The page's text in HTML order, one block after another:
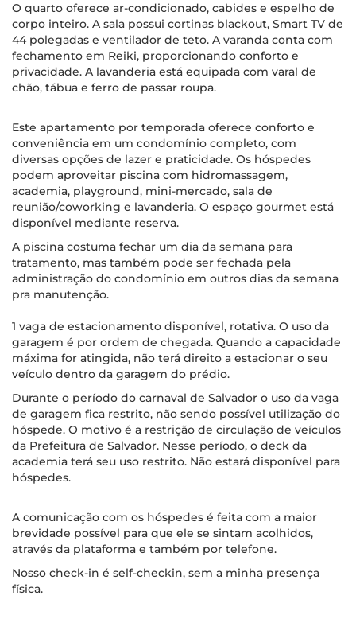
O quarto oferece ar-condicionado, cabides e espelho de
corpo inteiro. A sala possui cortinas blackout, Smart TV de
44 polegadas e ventilador de teto. A varanda conta com
fechamento em Reiki, proporcionando conforto e
privacidade. A lavanderia está equipada com varal de
chão, tábua e ferro de passar roupa.
Este apartamento por temporada oferece conforto e
conveniência em um condomínio completo, com
diversas opções de lazer e praticidade. Os hóspedes
podem aproveitar piscina com hidromassagem,
academia, playground, mini-mercado, sala de
reunião/coworking e lavanderia. O espaço gourmet está
disponível mediante reserva.
A piscina costuma fechar um dia da semana para
tratamento, mas também pode ser fechada pela
administração do condomínio em outros dias da semana
pra manutenção.
1 vaga de estacionamento disponível, rotativa. O uso da
garagem é por ordem de chegada. Quando a capacidade
máxima for atingida, não terá direito a estacionar o seu
veículo dentro da garagem do prédio.
Durante o período do carnaval de Salvador o uso da vaga
de garagem fica restrito, não sendo possível utilização do
hóspede. O motivo é a restrição de circulação de veículos
da Prefeitura de Salvador. Nesse período, o deck da
academia terá seu uso restrito. Não estará disponível para
hóspedes.
A comunicação com os hóspedes é feita com a maior
brevidade possível para que ele se sintam acolhidos,
através da plataforma e também por telefone.
Nosso check-in é self-checkin, sem a minha presença
física.